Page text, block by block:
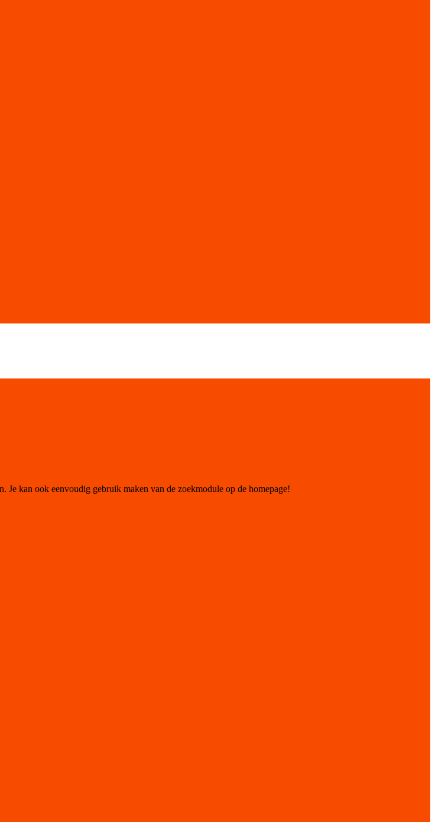
Je kan ook eenvoudig gebruik maken van de zoekmodule op de homepage!